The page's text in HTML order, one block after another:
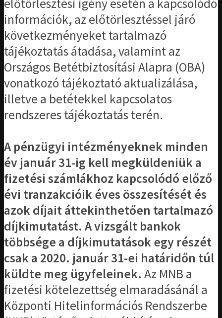
előtörlesztési igény esetén a kapcsolódó
információk, az előtörlesztéssel járó
következményeket tartalmazó
tájékoztatás átadása, valamint az
Országos Betétbiztosítási Alapra (OBA)
vonatkozó tájékoztató aktualizálása,
illetve a betétekkel kapcsolatos
rendszeres tájékoztatás terén.
A pénzügyi intézményeknek minden
év január 31-ig kell megküldeniük a
fizetési számlákhoz kapcsolódó előző
évi tranzakcióik éves összesítését és
azok díjait áttekinthetően tartalmazó
díjkimutatást. A vizsgált bankok
többsége a díjkimutatások egy részét
csak a 2020. január 31-ei határidőn túl
küldte meg ügyfeleinek. Az MNB a
fizetési kötelezettség elmaradásánál a
Központi Hitelinformációs Rendszerbe